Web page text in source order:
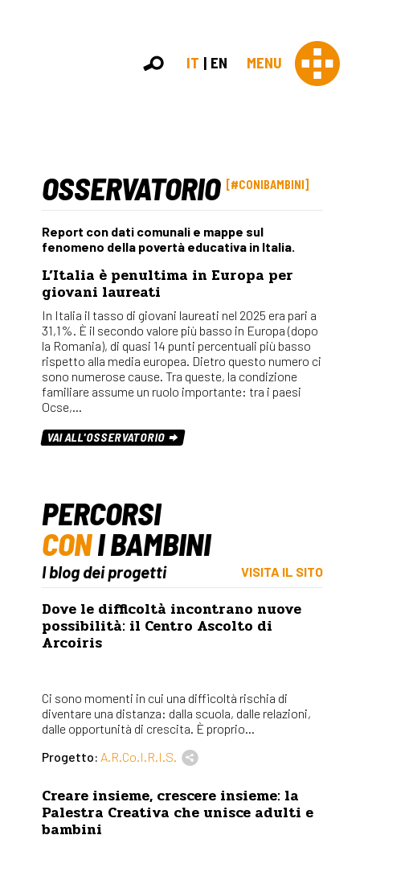
IT EN MENU
OSSERVATORIO #CONIBAMBINI
Report con dati comunali e mappe sul
fenomeno della povertà educativa in Italia.
L’Italia è penultima in Europa per
giovani laureati
In Italia il tasso di giovani laureati nel 2025 era pari a
31,1%. È il secondo valore più basso in Europa (dopo
la Romania), di quasi 14 punti percentuali più basso
rispetto alla media europea. Dietro questo numero ci
sono numerose cause. Tra queste, la condizione
familiare assume un ruolo importante: tra i paesi
Ocse,…
VAI ALL'OSSERVATORIO
PERCORSI
CONI BAMBINI
I blog dei progetti VISITA IL SITO
Dove le difficoltà incontrano nuove
possibilità: il Centro Ascolto di
Arcoiris
Ci sono momenti in cui una difficoltà rischia di
diventare una distanza: dalla scuola, dalle relazioni,
dalle opportunità di crescita. È proprio...
Progetto: A.R.Co.I.R.I.S.
Creare insieme, crescere insieme: la
Palestra Creativa che unisce adulti e
bambini